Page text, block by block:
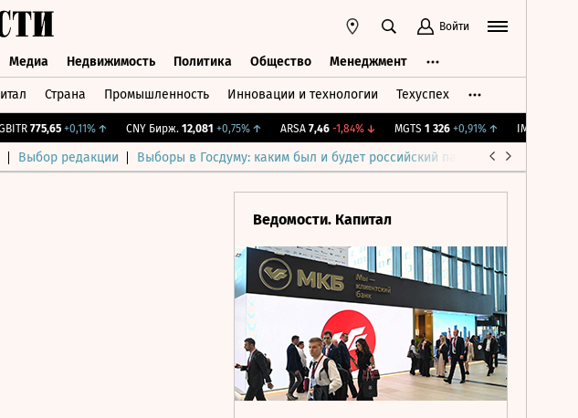
Войти
Медиа Недвижимость Политика Общество Менеджмент
Страна Промышленность Инновации и технологии Техуспех
775,65 +0,11%↑ CNY Бирж. 12,081 +0,75%↑ ARSA 7,46 -1,84%↓ MGTS 1 326 +0,91%↑ IMOEX
Выбор редакции Выборы в Госдуму: каким был и будет российский парламент
Ведомости. Капитал